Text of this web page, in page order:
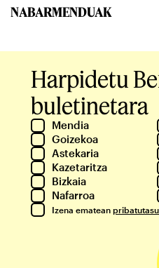
NABARMENDUAK
Harpidetu
buletinetara
Mendia
Goizekoa
Astekaria
Kazetaritza
Bizkaia
Nafarroa
Izena ematean